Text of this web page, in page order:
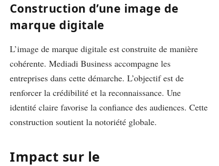
Construction d’une image de
marque digitale
L’image de marque digitale est construite de manière
cohérente. Mediadi Business accompagne les
entreprises dans cette démarche. L’objectif est de
renforcer la crédibilité et la reconnaissance. Une
identité claire favorise la confiance des audiences. Cette
construction soutient la notoriété globale.
Impact sur le